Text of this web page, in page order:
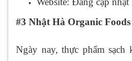
#3 Nhật Hà Organic Foods
Ngày nay, thực phẩm